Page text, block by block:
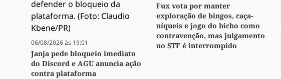
06/08/2026 às 19:01
Janja pede bloqueio imediato
do Discord e AGU anuncia ação
contra plataforma
Fux vota por manter
exploração de bingos, caça-
níqueis e jogo do bicho como
contravenção, mas julgamento
no STF é interrompido